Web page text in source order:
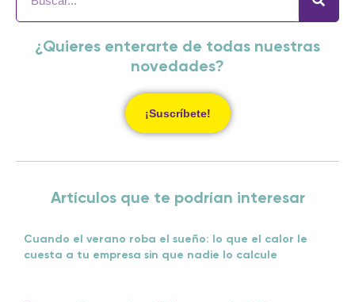
¿Quieres enterarte de todas nuestras
novedades?
¡Suscríbete!
Artículos que te podrían interesar
Cuando el verano roba el sueño: lo que el calor le
cuesta a tu empresa sin que nadie lo calcule